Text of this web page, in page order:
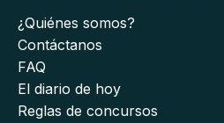
¿Quiénes somos?
Contáctanos
FAQ
El diario de hoy
Reglas de concursos